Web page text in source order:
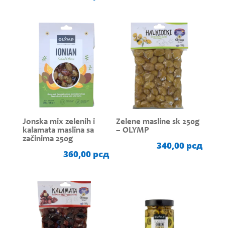
Jonska mix zelenih i
kalamata maslina sa
začinima 250g
360,00 рсд
Zelene masline sk 250g
– OLYMP
340,00 рсд